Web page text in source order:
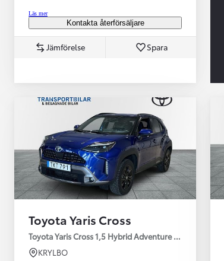
Från 360 900 kr
Från 3 548 kr/mån
Easy Billån
Toyota GR Supra
BENSIN
Läs mer
Kontakta återförsäljare
Jämförelse Spara
Toyota Yaris Cross
Toyota Yaris Cross 1,5 Hybrid Adventure Drag V-Hjul
KRYLBO